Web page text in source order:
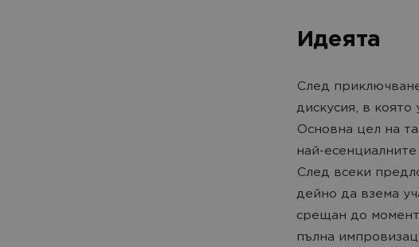
Идеята
След
дискусия, в която
Основна цел на
най-
След всеки
дейно да взема
срещан до
пълна